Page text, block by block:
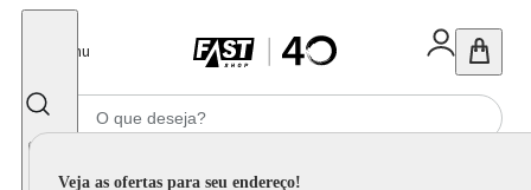
Menu
Veja as ofertas para seu endereço!